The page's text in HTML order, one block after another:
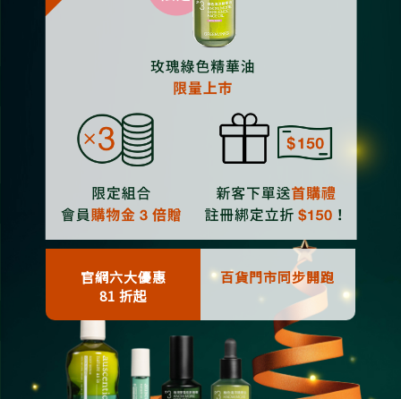
官網六大優惠
81 折起
百貨門市同步開跑